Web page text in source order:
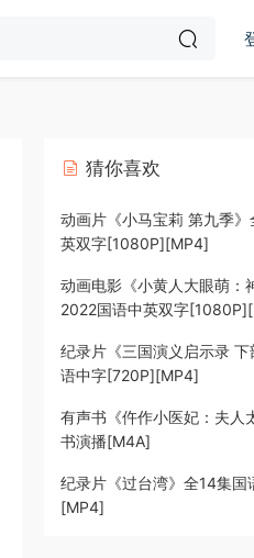
猜你喜欢
动画片《小马宝莉 第九季
英双字[1080P][MP4]
动画电影《小黄人大眼萌：
2022国语中英双字
纪录片《三国演义启示录
语中字[720P][MP4]
有声书《仵作小医妃：夫人
书演播[M4A]
纪录片《过台湾》全14集
[MP4]